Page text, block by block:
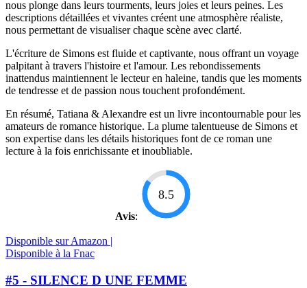
nous plonge dans leurs tourments, leurs joies et leurs peines. Les
descriptions détaillées et vivantes créent une atmosphère réaliste,
nous permettant de visualiser chaque scène avec clarté.
L'écriture de Simons est fluide et captivante, nous offrant un voyage
palpitant à travers l'histoire et l'amour. Les rebondissements
inattendus maintiennent le lecteur en haleine, tandis que les moments
de tendresse et de passion nous touchent profondément.
En résumé, Tatiana & Alexandre est un livre incontournable pour les
amateurs de romance historique. La plume talentueuse de Simons et
son expertise dans les détails historiques font de ce roman une
lecture à la fois enrichissante et inoubliable.
Avis:
8.5
Disponible sur Amazon |
Disponible à la Fnac
#5 - SILENCE D UNE FEMME